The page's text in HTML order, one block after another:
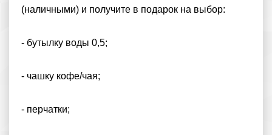
(наличными) и получите в подарок на выбор:
- бутылку воды 0,5;
- чашку кофе/чая;
- перчатки;